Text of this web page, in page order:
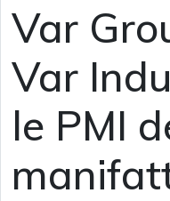
Var
Var
le PMI